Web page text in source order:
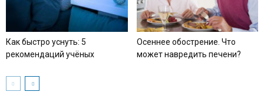
Как быстро уснуть: 5
рекомендаций учёных
Осеннее обострение. Что
может навредить печени?